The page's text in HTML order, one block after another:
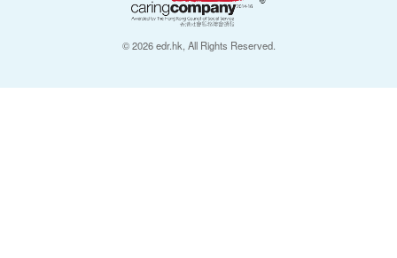
© 2026 edr.hk, All Rights Reserved.